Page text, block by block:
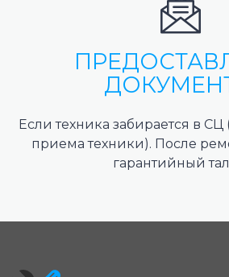
Если техника забирается в
приема техники). После
гарантийный